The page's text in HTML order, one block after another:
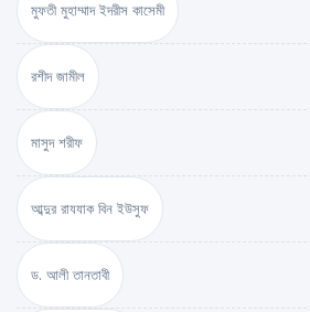
মুফতী মুহাম্মাদ ইদরীস কাসেমী
রশীদ জামীল
মাসুদ শরীফ
আব্দুর রাযযাক বিন ইউসুফ
ড. আলী তানতাবী